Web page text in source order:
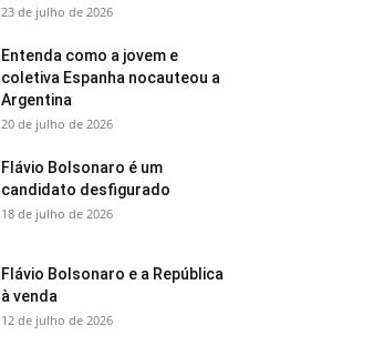
23 de julho de 2026
Entenda como a jovem e
coletiva Espanha nocauteou a
Argentina
20 de julho de 2026
Flávio Bolsonaro é um
candidato desfigurado
18 de julho de 2026
Flávio Bolsonaro e a República
à venda
12 de julho de 2026